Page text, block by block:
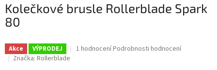
Kolečkové brusle Rollerblade Spark
80
Akce VÝPRODEJ
Průměrné
1 hodnoceníPodrobnosti hodnocení
Značka: Rollerblade